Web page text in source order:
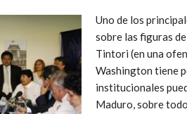
Uno de los
sobre las figuras
Tintori (en una
Washington tiene
institucionales
Maduro, sobre